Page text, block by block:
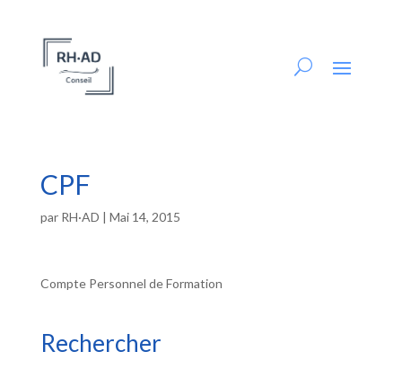
CPF
par RH·AD | Mai 14, 2015
Compte Personnel de Formation
Rechercher